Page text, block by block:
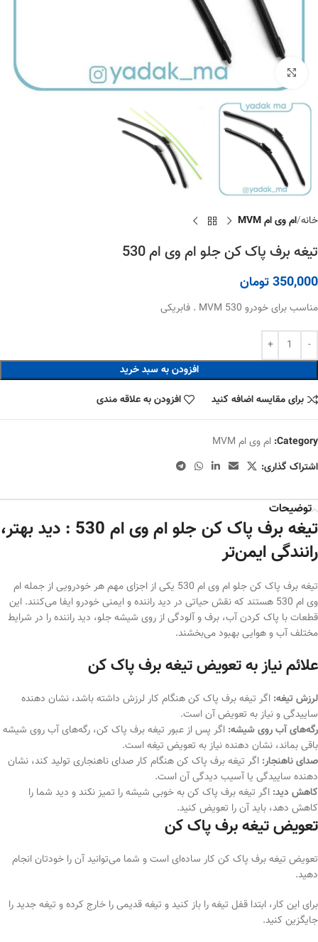
برای بزرگنمایی کلیک کنید
خانه ام وی ام MVM
تیغه برف پاک کن جلو ام وی ام 530
350,000تومان
مناسب برای خودرو MVM 530 . فابریکی
افزودن به سبد خرید
برای مقایسه اضافه کنید
افزودن به علاقه مندی
Category: ام وی ام MVM
اشتراک گذاری:
توضیحات
تیغه برف پاک کن جلو ام وی ام 530 : دید بهتر،
رانندگی ایمن‌تر
تیغه برف پاک کن جلو ام وی ام 530 یکی از اجزای مهم هر خودرویی از جمله ام
وی ام 530 هستند که نقش حیاتی در دید راننده و ایمنی خودرو ایفا می‌کنند. این
قطعات با پاک کردن آب، برف و آلودگی از روی شیشه جلو، دید راننده را در شرایط
مختلف آب و هوایی بهبود می‌بخشند.
علائم نیاز به تعویض تیغه برف پاک کن
لرزش تیغه: اگر تیغه برف پاک کن هنگام کار لرزش داشته باشد، نشان دهنده
ساییدگی و نیاز به تعویض آن است.
رگه‌های آب روی شیشه: اگر پس از عبور تیغه برف پاک کن، رگه‌های آب روی شیشه
باقی بماند، نشان دهنده نیاز به تعویض تیغه است.
صدای ناهنجار: اگر تیغه برف پاک کن هنگام کار صدای ناهنجاری تولید کند، نشان
دهنده ساییدگی یا آسیب دیدگی آن است.
کاهش دید: اگر تیغه برف پاک کن به خوبی شیشه را تمیز نکند و دید شما را
کاهش دهد، باید آن را تعویض کنید.
تعویض تیغه برف پاک کن
تعویض تیغه برف پاک کن کار ساده‌ای است و شما می‌توانید آن را خودتان انجام
دهید.
برای این کار، ابتدا قفل تیغه را باز کنید و تیغه قدیمی را خارج کرده و تیغه جدید را
جایگزین کنید.